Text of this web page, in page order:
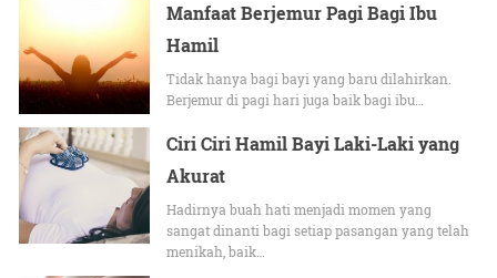
Manfaat Berjemur Pagi Bagi Ibu
Hamil
Tidak hanya bagi bayi yang baru dilahirkan.
Berjemur di pagi hari juga baik bagi ibu…
Ciri Ciri Hamil Bayi Laki-Laki yang
Akurat
Hadirnya buah hati menjadi momen yang
sangat dinanti bagi setiap pasangan yang telah
menikah, baik…